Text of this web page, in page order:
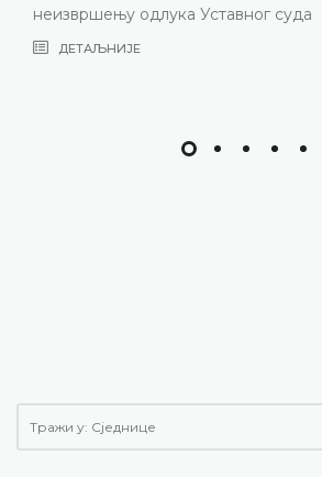
неизвршењу одлука Уставног суда
ДЕТАЉНИЈЕ